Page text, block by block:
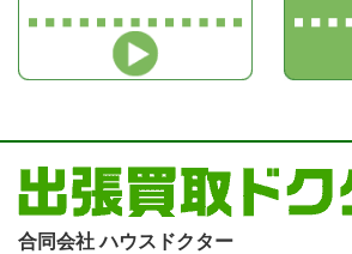
合同会社 ハウスドクター